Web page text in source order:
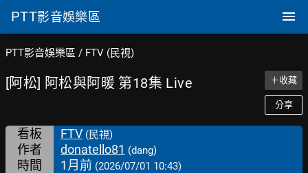
PTT影音娛樂區
PTT影音娛樂區 / FTV (民視)
[阿松] 阿松與阿暖 第18集 Live ＋收藏
分享
看板 FTV (民視)
作者 donatello81 (dang)
時間 1月前 (2026/07/01 10:43)